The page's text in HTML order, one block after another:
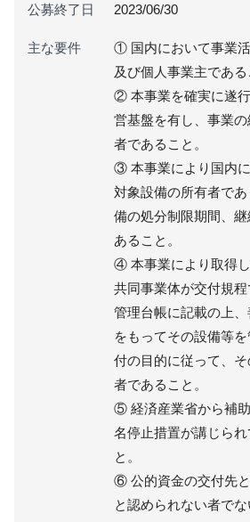
公募終了日 2023/06/30
主な要件
① 国内において事業
及び個人事業主である
② 本事業を確実に遂
営基盤を有し、事業
者であること。
③ 本事業により国内
対象設備の所有者で
備の処分制限期間、
あること。
④ 本事業により取得し
共同事業体が交付規
管理台帳に記載の上
をもってその設備等
付の目的に従って、
者であること。
⑤ 経済産業省から補
名停止措置が講じら
と。
⑥ 公的資金の交付先
と認められない者でな